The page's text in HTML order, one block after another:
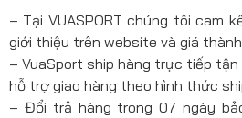
– Tại VUASPORT chúng tôi cam
giới thiệu trên website và giá
– VuaSport ship hàng trực tiếp tận
hỗ trợ giao hàng theo hình thức
– Đổi trả hàng trong 07 ngày